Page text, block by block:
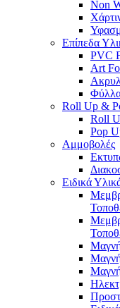
Non
Επίπεδα
PVC
Art
Roll Up &
Roll
Pop
Αμμοβολές
Ειδικά